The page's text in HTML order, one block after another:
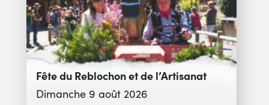
Fête du Reblochon et de l’Artisanat
Dimanche 9 août 2026